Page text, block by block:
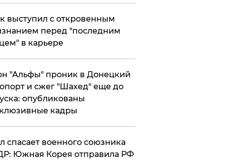
выступил с откровенным
перед "последним
в карьере
"Альфы" проник в Донецкий
и сжег "Шахед" еще до
опубликованы
кадры
спасает военного союзника
Южная Корея отправила РФ